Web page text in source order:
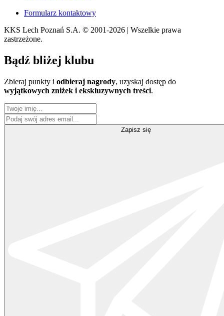
Formularz kontaktowy
KKS Lech Poznań S.A. © 2001-2026 | Wszelkie prawa
zastrzeżone.
Bądź bliżej klubu
Zbieraj punkty i odbieraj nagrody, uzyskaj dostęp do
wyjątkowych zniżek i ekskluzywnych treści.
Zapisz się